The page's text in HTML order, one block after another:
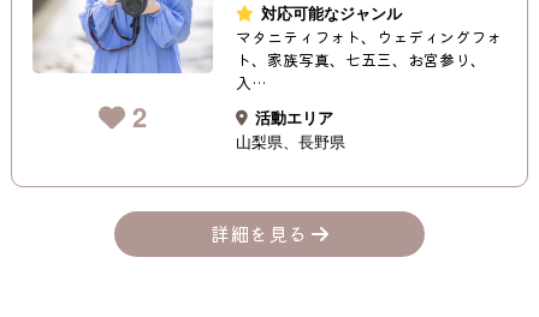
2
対応可能なジャンル
マタニティフォト、ウェディングフォ
ト、家族写真、七五三、お宮参り、
入…
活動エリア
山梨県
長野県
詳細を見る